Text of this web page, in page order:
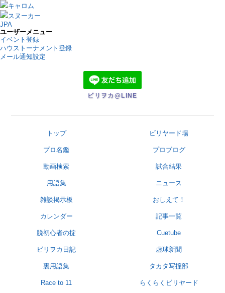
キャロム
スヌーカー
JPA
ユーザーメニュー
イベント登録
ハウストーナメント登録
メール通知設定
ビリヲカ@LINE
トップ ビリヤード場
プロ名鑑 プロブログ
動画検索 試合結果
用語集 ニュース
雑談掲示板 おしえて！
カレンダー 記事一覧
脱初心者の掟 Cuetube
ビリヲカ日記 虚球新聞
裏用語集 タカタ写撞部
Race to 11 らくらくビリヤード